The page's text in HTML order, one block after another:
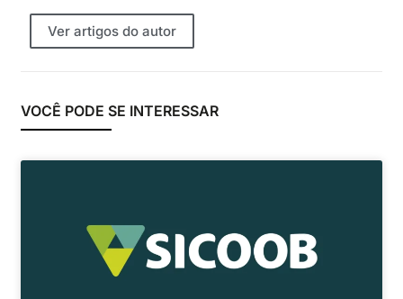
Ver artigos do autor
VOCÊ PODE SE INTERESSAR